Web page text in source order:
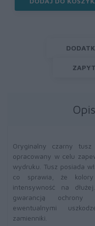
Oryginalny czarny
opracowany w celu
wydruku. Tusz posiada
co sprawia, że
intensywność na
gwarancją ochrony
ewentualnymi
zamienniki.